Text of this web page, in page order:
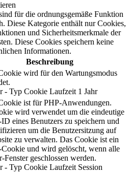
für die ordnungsgemäße Funktion
Diese Kategorie enthält nur Cookies,
und Sicherheitsmerkmale der
Diese Cookies speichern keine
Informationen.
Beschreibung
wird für den Wartungsmodus
- Typ Cookie Laufzeit 1 Jahr
ist für PHP-Anwendungen.
wird verwendet um die eindeutige
ID eines Benutzers zu speichern und
um die Benutzersitzung auf
zu verwalten. Das Cookie ist ein
Cookie und wird gelöscht, wenn alle
Fenster geschlossen werden.
- Typ Cookie Laufzeit Session